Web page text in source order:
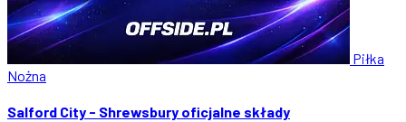
Piłka
Nożna
Salford City - Shrewsbury oficjalne składy